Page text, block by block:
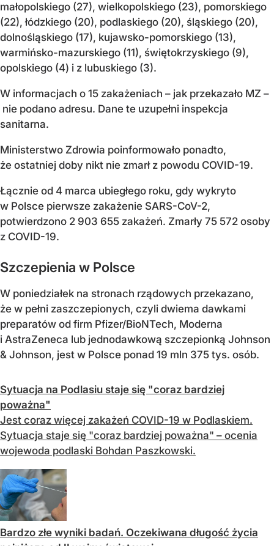
małopolskiego (27), wielkopolskiego (23), pomorskiego
(22), łódzkiego (20), podlaskiego (20), śląskiego (20),
dolnośląskiego (17), kujawsko-pomorskiego (13),
warmińsko-mazurskiego (11), świętokrzyskiego (9),
opolskiego (4) i z lubuskiego (3).
W informacjach o 15 zakażeniach – jak przekazało MZ –
nie podano adresu. Dane te uzupełni inspekcja
sanitarna.
Ministerstwo Zdrowia poinformowało ponadto,
że ostatniej doby nikt nie zmarł z powodu COVID-19.
Łącznie od 4 marca ubiegłego roku, gdy wykryto
w Polsce pierwsze zakażenie SARS-CoV-2,
potwierdzono 2 903 655 zakażeń. Zmarły 75 572 osoby
z COVID-19.
Szczepienia w Polsce
W poniedziałek na stronach rządowych przekazano,
że w pełni zaszczepionych, czyli dwiema dawkami
preparatów od firm Pfizer/BioNTech, Moderna
i AstraZeneca lub jednodawkową szczepionką Johnson
& Johnson, jest w Polsce ponad 19 mln 375 tys. osób.
Sytuacja na Podlasiu staje się "coraz bardziej
poważna"
Jest coraz więcej zakażeń COVID-19 w Podlaskiem.
Sytuacja staje się "coraz bardziej poważna" – ocenia
wojewoda podlaski Bohdan Paszkowski.
Bardzo złe wyniki badań. Oczekiwana długość życia